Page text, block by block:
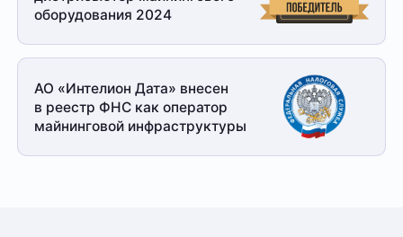
оборудования 2024
АО «Интелион Дата» внесен
в реестр ФНС как оператор
майнинговой инфраструктуры